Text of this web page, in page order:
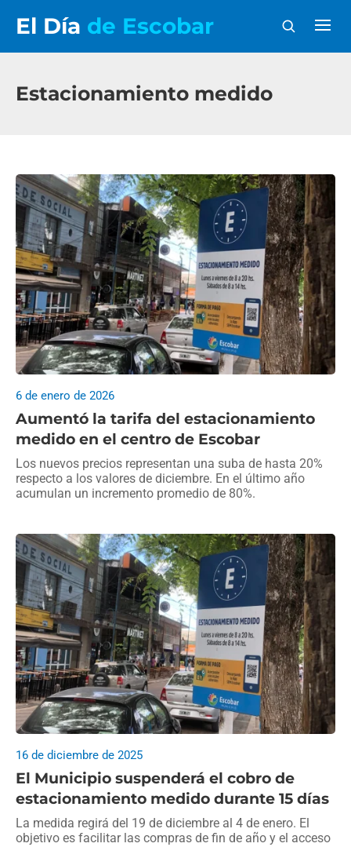
El Día de Escobar
Estacionamiento medido
Aumentó la tarifa del estacionamiento
medido en el centro de Escobar
6 de enero de 2026
Los nuevos precios representan una suba de hasta 20%
respecto a los valores de diciembre. En el último año
acumulan un incremento promedio de 80%.
El Municipio suspenderá el cobro de
estacionamiento medido durante 15 días
16 de diciembre de 2025
La medida regirá del 19 de diciembre al 4 de enero. El
objetivo es facilitar las compras de fin de año y el acceso